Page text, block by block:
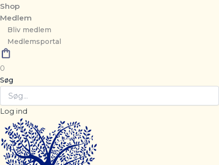
Shop
Medlem
Bliv medlem
Medlemsportal
0
Søg
Log ind